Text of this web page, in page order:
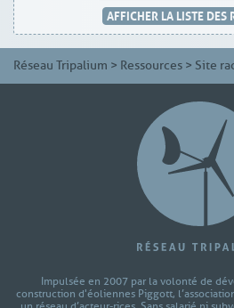
AFFICHER LA LISTE DES
Réseau Tripalium > Ressources > Site
Impulsée en 2007 par la volonté de
construction d'éoliennes Piggott,